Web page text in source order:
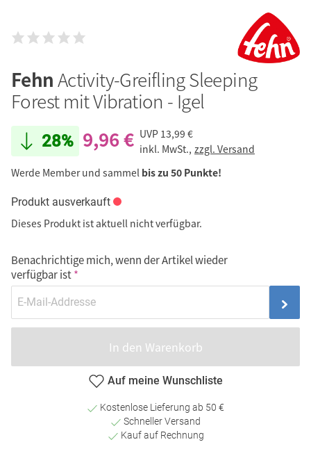
FehnActivity-Greifling Sleeping
Forest mit Vibration - Igel
28% 9,96 € UVP 13,99 €
inkl. MwSt., zzgl. Versand
Werde Member und sammel bis zu 50 Punkte!
Produkt ausverkauft
Dieses Produkt ist aktuell nicht verfügbar.
Benachrichtige mich, wenn der Artikel wieder
verfügbar ist
In den Warenkorb
Auf meine Wunschliste
Kostenlose Lieferung ab 50 €
Schneller Versand
Kauf auf Rechnung